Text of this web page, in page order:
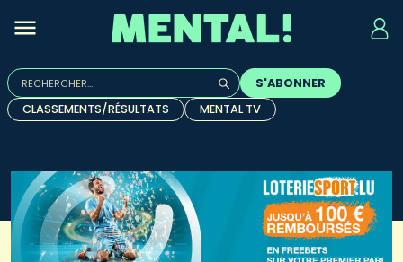
Rechercher :
Quand les résultats de l'auto-complétion sont
S'ABONNER
CLASSEMENTS/RÉSULTATS
MENTAL TV